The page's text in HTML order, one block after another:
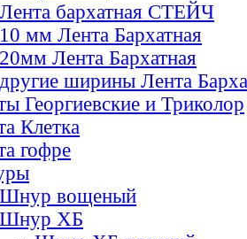
Лента бархатная СТЕЙЧ
10 мм Лента Бархатная
20мм Лента Бархатная
другие ширины Лента
Георгиевские и Триколор
Клетка
гофре
Шнур вощеный
Шнур ХБ